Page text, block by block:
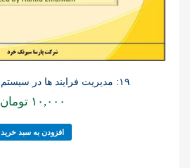
۱۹: مدیریت فرایند ها در سیستم عامل – بخش ۲
۱۰,۰۰۰ تومان
افزودن به سبد خرید